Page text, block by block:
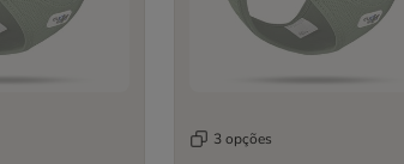
3 opções